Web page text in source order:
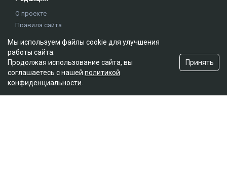
О проекте
Правила сайта
Контакты
Редакционная политика
Мы в социальных сетях
Мы используем файлы cookie для улучшения
работы сайта.
Продолжая использование сайта, вы
соглашаетесь с нашей политикой
конфиденциальности
Принять